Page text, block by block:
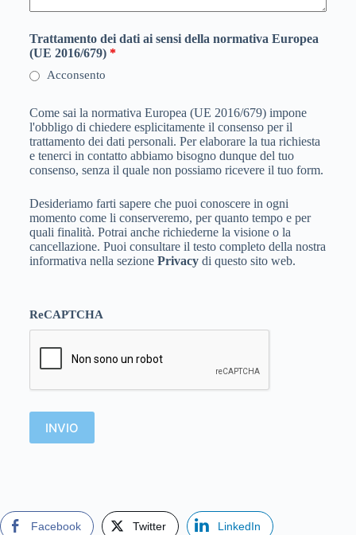
Trattamento dei dati ai sensi della normativa Europea
(UE 2016/679) *
Acconsento
Come sai la normativa Europea (UE 2016/679) impone
l'obbligo di chiedere esplicitamente il consenso per il
trattamento dei dati personali. Per elaborare la tua richiesta
e tenerci in contatto abbiamo bisogno dunque del tuo
consenso, senza il quale non possiamo ricevere il tuo form.
Desideriamo farti sapere che puoi conoscere in ogni
momento come li conserveremo, per quanto tempo e per
quali finalità. Potrai anche richiederne la visione o la
cancellazione. Puoi consultare il testo completo della nostra
informativa nella sezione Privacy di questo sito web.
ReCAPTCHA
Facebook Twitter LinkedIn